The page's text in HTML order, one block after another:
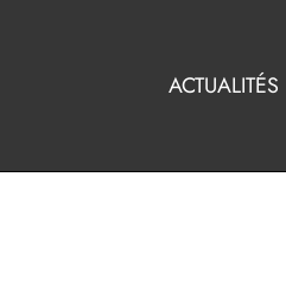
ACTUALITÉS